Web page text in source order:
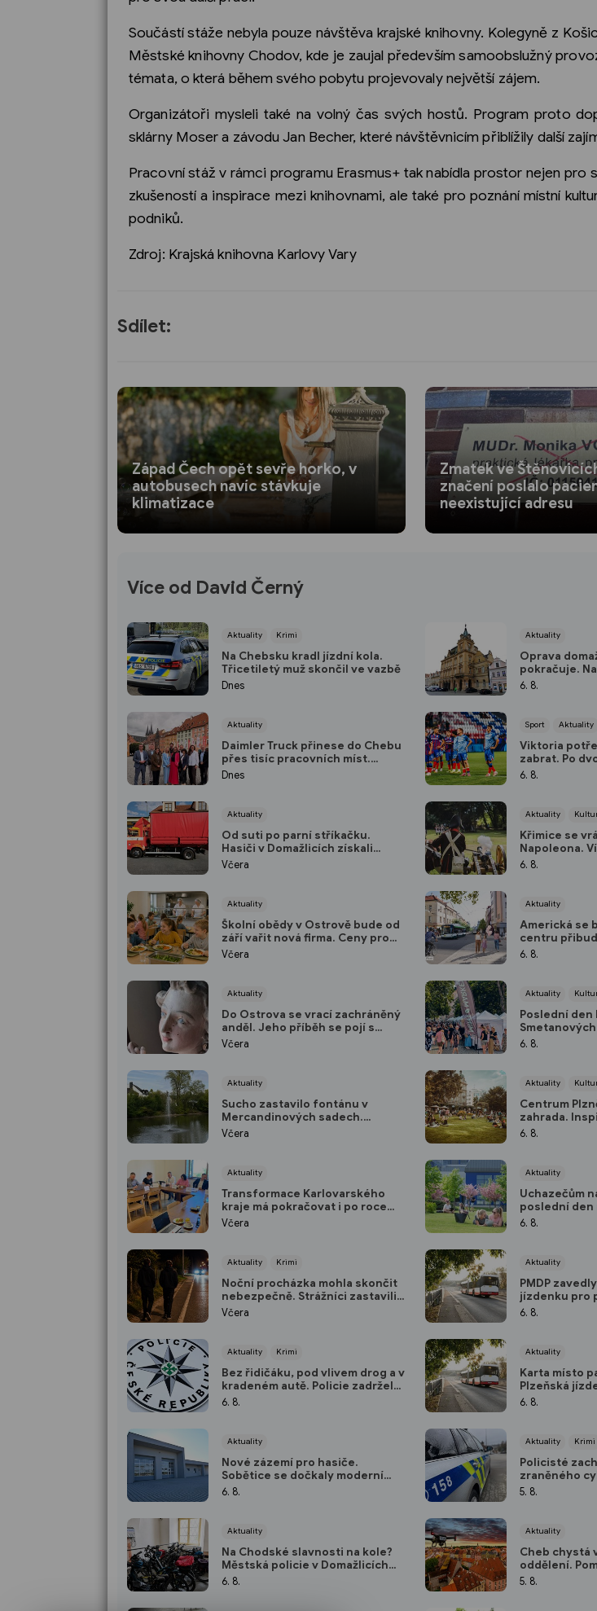
Součástí stáže nebyla pouze návštěva krajské knihovny. Kolegyně z
Městské knihovny Chodov, kde je zaujal především samoobslužný
témata, o která během svého pobytu projevovaly největší zájem.
Organizátoři mysleli také na volný čas svých hostů. Program proto
sklárny Moser a závodu Jan Becher, které návštěvnicím přiblížily další
Pracovní stáž v rámci programu Erasmus+ tak nabídla prostor nejen pro
zkušeností a inspirace mezi knihovnami, ale také pro poznání místní
podniků.
Zdroj: Krajská knihovna Karlovy Vary
Sdílet:
Západ Čech opět sevře horko, v
autobusech navíc stávkuje
klimatizace
Zmatek ve
značení poslalo
neexistující adresu
Více od David Černý
Aktuality Krimi
Na Chebsku kradl jízdní kola.
Třicetiletý muž skončil ve vazbě
Dnes
Aktuality
Daimler Truck přinese do Chebu
přes tisíc pracovních míst.
Hledat chce hlavně lidi z regionu
Dnes
Aktuality
Od suti po parní stříkačku.
Hasiči v Domažlicích získali
univerzální kontejner
Včera
Aktuality
Školní obědy v Ostrově bude od
září vařit nová firma. Ceny pro
rodiče zůstávají stejné
Včera
Aktuality
Do Ostrova se vrací zachráněný
anděl. Jeho příběh se pojí s
Karlem Krylem
Včera
Aktuality
Sucho zastavilo fontánu v
Mercandinových sadech.
Hladina rybníka výrazně klesla
Včera
Aktuality
Transformace Karlovarského
kraje má pokračovat i po roce
2027
Včera
Aktuality Krimi
Noční procházka mohla skončit
nebezpečně. Strážníci zastavili
dva mladíky mířící do Bohatic
Včera
Aktuality Krimi
Bez řidičáku, pod vlivem drog a v
kradeném autě. Policie zadržela
třicetiletého muže
6. 8.
Aktuality
Nové zázemí pro hasiče.
Sobětice se dočkaly moderní
požární zbrojnice
6. 8.
Aktuality
Na Chodské slavnosti na kole?
Městská policie v Domažlicích
nabídne bezplatnou úschovnu
6. 8.
Aktuality
Oprava
pokračuje.
severní část
6. 8.
Sport Aktuality
Viktoria
zabrat. Po
bod
6. 8.
Aktuality
Křimice se
Napoleona.
historický
6. 8.
Aktuality
Americká se
centru
i nové
6. 8.
Aktuality
Poslední den
módu, šperky
6. 8.
Aktuality
Centrum
zahrada.
pokračuje až
6. 8.
Aktuality
Uchazečům
poslední den
6. 8.
Aktuality
PMDP
jízdenku pro
cestující
6. 8.
Aktuality
Karta místo
Plzeňská
koruny a
6. 8.
Aktuality Krimi
Policisté
zraněného
centru
5. 8.
Aktuality
Cheb chystá
oddělení.
majetku i
5. 8.